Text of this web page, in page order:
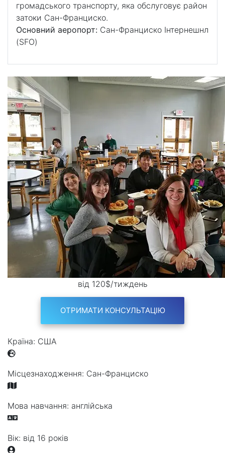
громадського транспорту, яка обслуговує район
затоки Сан-Франциско.
Основний аеропорт: Сан-Франциско Інтернешнл
(SFO)
від 120$/тиждень
ОТРИМАТИ КОНСУЛЬТАЦІЮ
Країна: США
Місцезнаходження: Сан-Франциско
Мова навчання: англійська
Вік: від 16 років